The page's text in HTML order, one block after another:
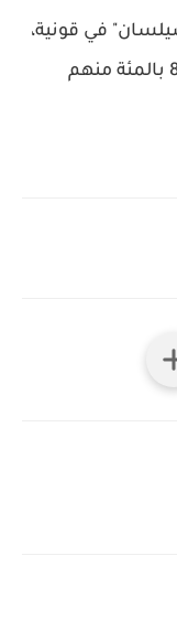
في قونية،
يعمل فيه قرابة 220 شخصا، 80 بالمئة منهم